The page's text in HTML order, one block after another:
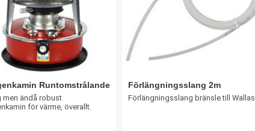
Runtomstrålande
men ändå robust
för värme, överallt.
Förlängningsslang 2m
Förlängningsslang bränsle till Wallas